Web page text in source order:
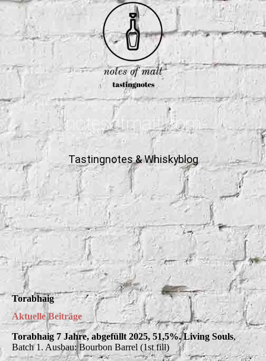
notesofmalt.com
Tastingnotes & Whiskyblog
Torabhaig
Aktuelle Beiträge
Torabhaig 7 Jahre, abgefüllt 2025, 51,5%. Living Souls,
Batch 1. Ausbau: Bourbon Barrel (1st fill)